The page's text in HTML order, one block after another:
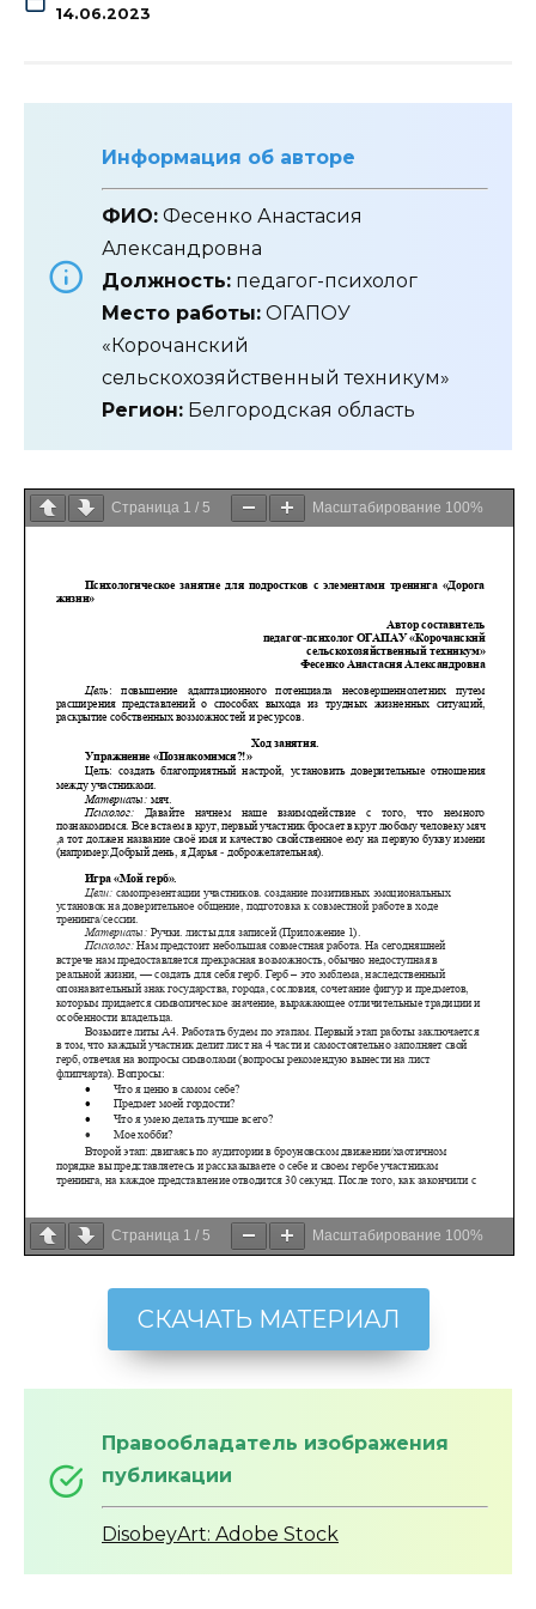
14.06.2023
Информация об авторе
ФИО: Фесенко Анастасия
Александровна
Должность: педагог-психолог
Место работы: ОГАПОУ
«Корочанский
сельскохозяйственный техникум»
Регион: Белгородская область
Страница 1 / 5 Масштабирование 100%
Страница 1 / 5 Масштабирование 100%
СКАЧАТЬ МАТЕРИАЛ
Правообладатель изображения
публикации
DisobeyArt: Adobe Stock